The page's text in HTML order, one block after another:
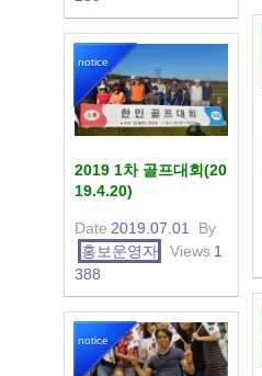
notice
2019 1차 골프대회(20
19.4.20)
Date 2019.07.01
By
홍보운영자
Views 1
388
notice